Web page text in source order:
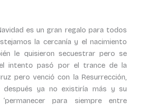
es un gran regalo para todos
la cercanía y el nacimiento
le quisieron secuestrar pero se
intento pasó por el trance de la
pero venció con la Resurrección,
después ya no existiría más y su
para siempre entre